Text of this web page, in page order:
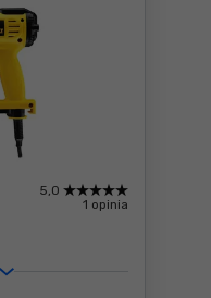
5,0
1 opinia